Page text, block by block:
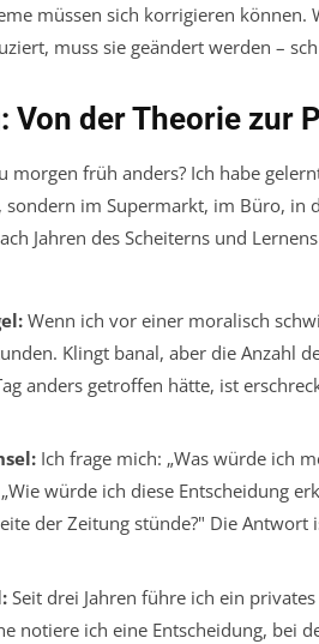
müssen sich korrigieren können.
muss sie geändert werden –
Von der Theorie zur
morgen früh anders? Ich habe
im Supermarkt, im Büro, in
Jahren des Scheiterns und
Wenn ich vor einer moralisch
Klingt banal, aber die Anzahl
anders getroffen hätte, ist
Ich frage mich: „Was würde ich
würde ich diese Entscheidung
der Zeitung stünde?" Die Antwort
Seit drei Jahren führe ich ein privates
notiere ich eine Entscheidung, bei